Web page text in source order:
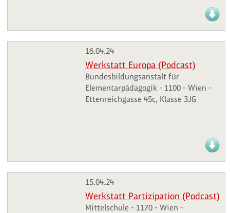
16.04.24
Werkstatt Europa (Podcast)
Bundesbildungsanstalt für
Elementarpädagogik - 1100 - Wien -
Ettenreichgasse 45c, Klasse 3JG
15.04.24
Werkstatt Partizipation (Podcast)
Mittelschule - 1170 - Wien -